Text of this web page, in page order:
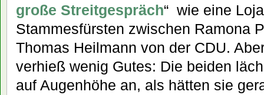
große Streitgespräch“ wie eine
Stammesfürsten zwischen Ramona
Thomas Heilmann von der CDU.
verhieß wenig Gutes: Die beiden
auf Augenhöhe an, als hätten sie